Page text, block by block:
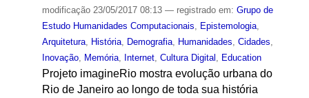
modificação23/05/2017 08:13 — registrado em: Grupo de
Estudo Humanidades Computacionais
Epistemologia,
Arquitetura, História, Demografia, Humanidades Cidades
Inovação, Memória, Internet, Cultura Digital Education
Projeto imagineRio mostra evolução urbana do
Rio de Janeiro ao longo de toda sua história